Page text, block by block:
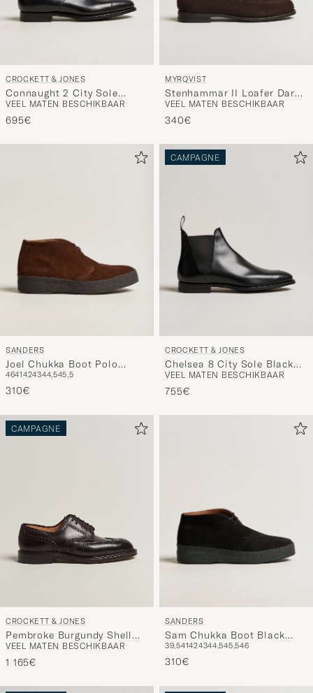
CROCKETT & JONES
Connaught 2 City Sole
Black Calf
VEEL MATEN BESCHIKBAAR
695€
MYRQVIST
Stenhammar II Loafer Dark
Brown Suede
VEEL MATEN BESCHIKBAAR
340€
SANDERS
Joel Chukka Boot Polo
Snuff Suede
4641424344,545,5
310€
CAMPAGNE
CROCKETT & JONES
Chelsea 8 City Sole Black
Calf
VEEL MATEN BESCHIKBAAR
755€
CAMPAGNE
CROCKETT & JONES
Pembroke Burgundy Shell
Cordovan
VEEL MATEN BESCHIKBAAR
1 165€
SANDERS
Sam Chukka Boot Black
Suede
39,541424344,545,546
310€